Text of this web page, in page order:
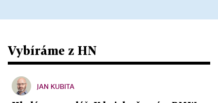
Vybíráme z HN
JAN KUBITA